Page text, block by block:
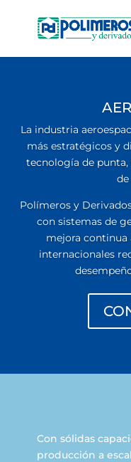
La industria
más estratégicos y
tecnología de
Polímeros y
con sistemas de
mejora continua
internacionales
Con sólidas
producción a